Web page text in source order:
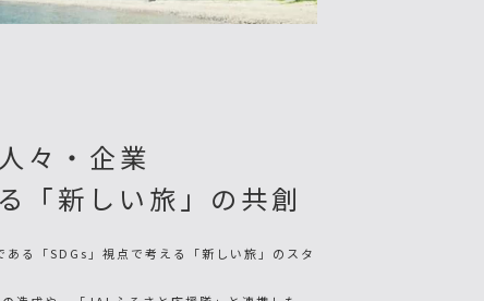
々・企業
「新しい旅」の共創
る「SDGs」視点で考える「新しい旅」のスタ